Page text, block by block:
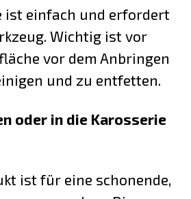
ist einfach und erfordert
Wichtig ist vor
vor dem Anbringen
und zu entfetten.
oder in die Karosserie
ist für eine schonende,